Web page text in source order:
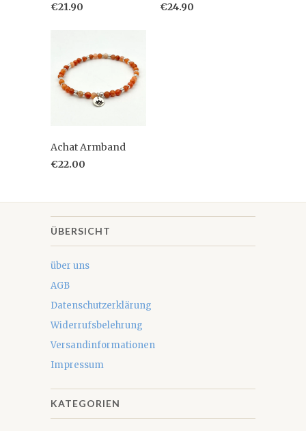
€21.90
€24.90
Achat Armband
€22.00
ÜBERSICHT
über uns
AGB
Datenschutzerklärung
Widerrufsbelehrung
Versandinformationen
Impressum
KATEGORIEN